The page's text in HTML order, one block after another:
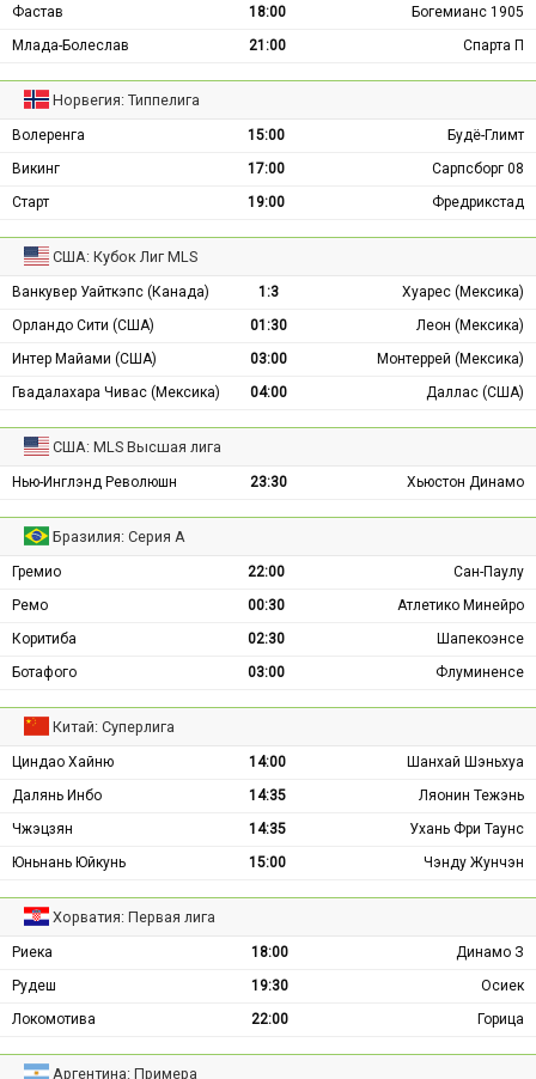
Фастав
18:00
Богемианс 1905
Млада-Болеслав
21:00 Спарта П
Норвегия: Типпелига
Волеренга 15:00
Будё-Глимт
Викинг
17:00
Сарпсборг 08
Старт
19:00 Фредрикстад
США: Кубок Лиг MLS
Ванкувер Уайткэпс (Канада) 1:3
Хуарес (Мексика)
Орландо Сити (США)
01:30
Леон (Мексика)
Интер Майами (США)
03:00
Монтеррей (Мексика)
Гвадалахара Чивас (Мексика)
04:00 Даллас (США)
США: MLS Высшая лига
Нью-Инглэнд Революшн 23:30 Хьюстон Динамо
Бразилия: Серия А
Гремио 22:00
Сан-Паулу
Ремо
00:30
Атлетико Минейро
Коритиба
02:30
Шапекоэнсе
Ботафого
03:00 Флуминенсе
Китай: Суперлига
Циндао Хайню 14:00
Шанхай Шэньхуа
Далянь Инбо
14:35
Ляонин Тежэнь
Чжэцзян
14:35
Ухань Фри Таунс
Юньнань Юйкунь
15:00 Чэнду Жунчэн
Хорватия: Первая лига
Риека 18:00
Динамо З
Рудеш
19:30
Осиек
Локомотива
22:00 Горица
Аргентина: Примера